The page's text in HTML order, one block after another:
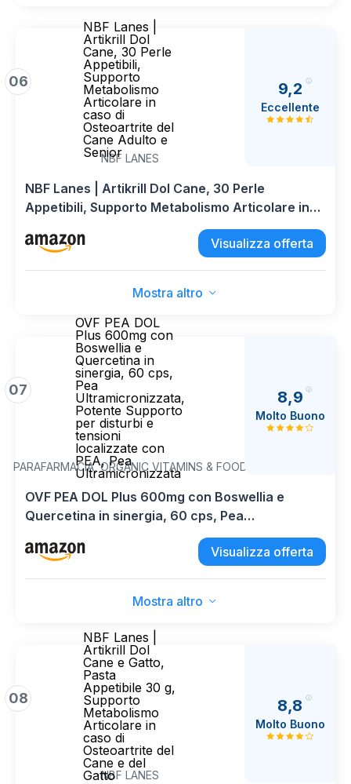
06
NBF Lanes |
Artikrill Dol
Cane, 30 Perle
Appetibili,
Supporto
Metabolismo
Articolare in
caso di
Osteoartrite del
Cane Adulto e
Senior
NBF LANES
9,2
Eccellente
NBF Lanes | Artikrill Dol Cane, 30 Perle
Appetibili, Supporto Metabolismo Articolare in
caso di Osteoartrite del Cane Adulto e Senior
Visualizza offerta
Mostra altro
07
OVF PEA DOL
Plus 600mg con
Boswellia e
Quercetina in
sinergia, 60 cps,
Pea
Ultramicronizzata,
Potente Supporto
per disturbi e
tensioni
localizzate con
PEA, Pea
Ultramicronizzata
PARAFARMACIA, ORGANIC VITAMINS & FOOD
8,9
Molto Buono
OVF PEA DOL Plus 600mg con Boswellia e
Quercetina in sinergia, 60 cps, Pea
Ultramicronizzata, Potente Supporto per disturbi
e tensioni localizzate con PEA, PeaVisualizza offerta
Mostra altro
08
NBF Lanes |
Artikrill Dol
Cane e Gatto,
Pasta
Appetibile 30 g,
Supporto
Metabolismo
Articolare in
caso di
Osteoartrite del
Cane e del
GattoNBF LANES
8,8
Molto Buono